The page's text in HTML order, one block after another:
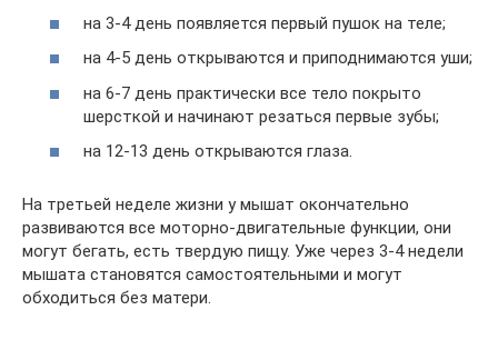
на 3-4 день появляется первый пушок на теле;
на 4-5 день открываются и приподнимаются уши;
на 6-7 день практически все тело покрыто
шерсткой и начинают резаться первые зубы;
на 12-13 день открываются глаза.
На третьей неделе жизни у мышат окончательно
развиваются все моторно-двигательные функции, они
могут бегать, есть твердую пищу. Уже через 3-4 недели
мышата становятся самостоятельными и могут
обходиться без матери.